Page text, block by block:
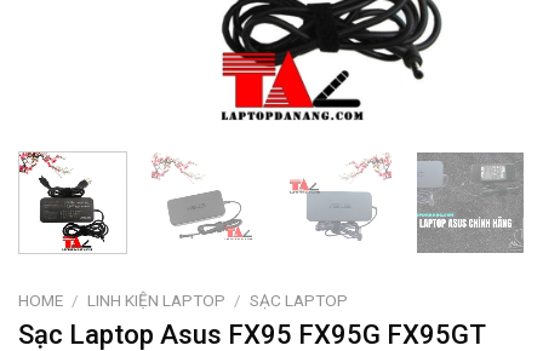
HOME / LINH KIỆN LAPTOP / SẠC LAPTOP
Sạc Laptop Asus FX95 FX95G FX95GT